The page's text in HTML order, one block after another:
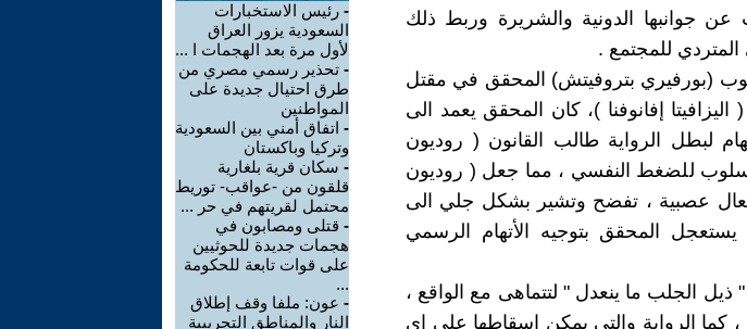
عن جوانبها الدونية والشريرة وربط ذلك
المتردي للمجتمع .
(بورفيري بتروفيتش) المحقق في مقتل
( اليزافيتا إفانوفنا )، كان المحقق يعمد الى
لبطل الرواية طالب القانون ( روديون
للضغط النفسي ، مما جعل ( روديون
عصبية ، تفضح وتشير بشكل جلي الى
المحقق بتوجيه الأتهام الرسمي
ذيل الجلب ما ينعدل " لتتماهى مع الواقع ،
كما الرواية والتي يمكن اسقاطها على اي
- رئيس الاستخبارات
السعودية يزور العراق
لأول مرة بعد الهجمات ا ...
- تحذير رسمي مصري من
طرق احتيال جديدة على
المواطنين
- اتفاق أمني بين السعودية
وتركيا وباكستان
- سكان قرية بلغارية
قلقون من -عواقب- توريط
محتمل لقريتهم في حر ...
- قتلى ومصابون في
هجمات جديدة للحوثيين
على قوات تابعة للحكومة
...
- عون: ملفا وقف إطلاق
النار والمناطق التجريبية